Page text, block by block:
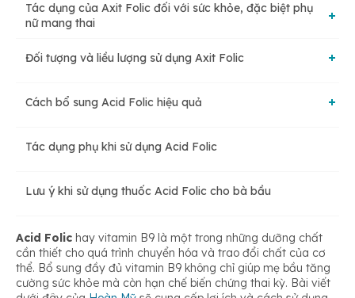
Tác dụng của Axit Folic đối với sức khỏe, đặc biệt phụ
nữ mang thai
Tăng cường sức khỏe trí não
Axit Folic giúp phòng ngừa dị tật bẩm sinh, biến chứng trong
Hỗ trợ điều trị các chứng rối loạn tâm thần
Đối tượng và liều lượng sử dụng Axit Folic
Đối tượng nên sử dụng Axit Folic
Cách bổ sung Acid Folic hiệu quả
Bổ sung Axit Folic từ thực phẩm
Sử dụng kết hợp thực phẩm và thực phẩm chức năng chứa
Axit Folic
Tác dụng phụ khi sử dụng Acid Folic
Lưu ý khi sử dụng thuốc Acid Folic cho bà bầu
Acid Folic hay vitamin B9 là một trong những dưỡng chất
cần thiết cho quá trình chuyển hóa và trao đổi chất của cơ
thể. Bổ sung đầy đủ vitamin B9 không chỉ giúp mẹ bầu tăng
cường sức khỏe mà còn hạn chế biến chứng thai kỳ. Bài viết